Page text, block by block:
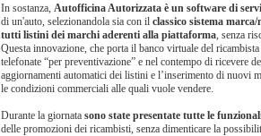
In sostanza, Autofficina Autorizzata è un software di
di un'auto, selezionandola sia con il classico sistema
tutti listini dei marchi aderenti alla piattaforma, senza
Questa innovazione, che porta il banco virtuale del
telefonate “per preventivazione” e nel contempo di ricevere
aggiornamenti automatici dei listini e l’inserimento di nuovi
le condizioni commerciali alle quali vuole vendere.
Durante la giornata sono state presentate tutte le
delle promozioni dei ricambisti, senza dimenticare la